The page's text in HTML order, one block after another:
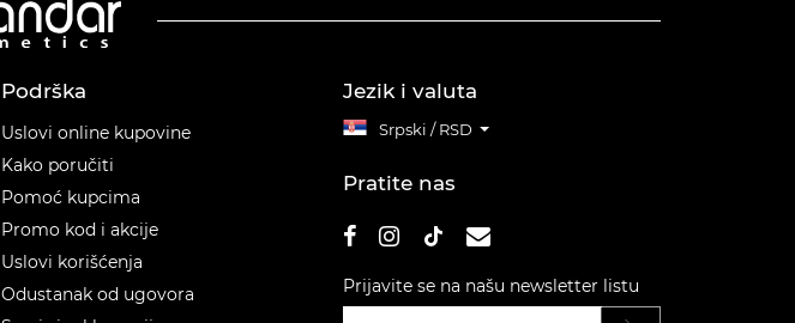
Podrška
Uslovi online kupovine
Kako poručiti
Pomoć kupcima
Promo kod i akcije
Uslovi korišćenja
Odustanak od ugovora
Jezik i valuta
Srpski / RSD
Pratite nas
Prijavite se na našu newsletter listu